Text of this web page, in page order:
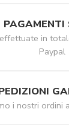
PAGAMENTI
in
Paypal
i nostri ordini